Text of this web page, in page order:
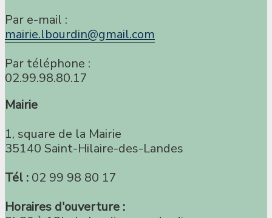
Par e-mail :
mairie.lbourdin@gmail.com
Par téléphone :
02.99.98.80.17
Mairie
1, square de la Mairie
35140 Saint-Hilaire-des-Landes
Tél : 02 99 98 80 17
Horaires d'ouverture :